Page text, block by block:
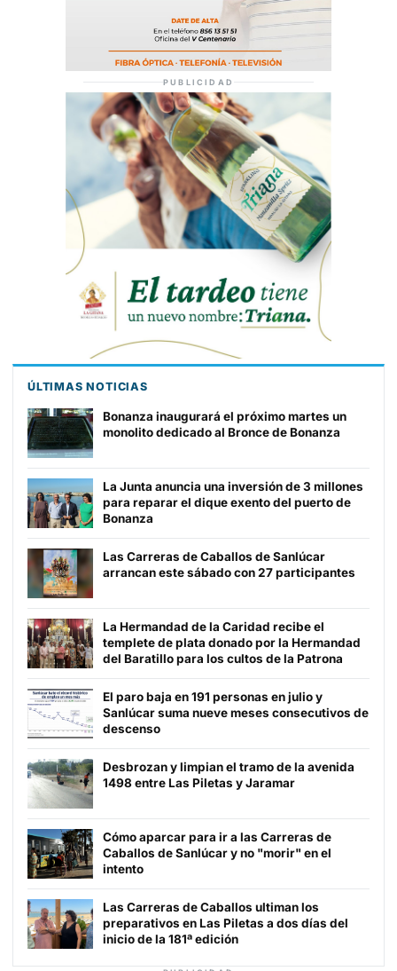
PUBLICIDAD
ÚLTIMAS NOTICIAS
Bonanza inaugurará el próximo martes un
monolito dedicado al Bronce de Bonanza
La Junta anuncia una inversión de 3 millones
para reparar el dique exento del puerto de
Bonanza
Las Carreras de Caballos de Sanlúcar
arrancan este sábado con 27 participantes
La Hermandad de la Caridad recibe el
templete de plata donado por la Hermandad
del Baratillo para los cultos de la Patrona
El paro baja en 191 personas en julio y
Sanlúcar suma nueve meses consecutivos de
descenso
Desbrozan y limpian el tramo de la avenida
1498 entre Las Piletas y Jaramar
Cómo aparcar para ir a las Carreras de
Caballos de Sanlúcar y no "morir" en el
intento
Las Carreras de Caballos ultiman los
preparativos en Las Piletas a dos días del
inicio de la 181ª edición